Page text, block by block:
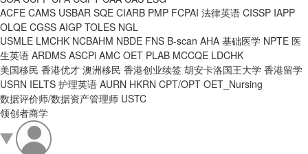
ACFE CAMS USBAR SQE CIARB PMP FCPAI 法律英语 CISSP IAPP
OLQE CGSS AIGP TOLES NGL
USMLE LMCHK NCBAHM NBDE FNS B-scan AHA 基础医学 NPTE 医
生英语 ARDMS ASCPi AMC OET PLAB MCCQE LDCHK
美国移民 香港优才 澳洲移民 香港创业续签 胡安卡洛国王大学 香港留学
USRN IELTS 护理英语 AURN HKRN CPT/OPT OET_Nursing
数据评价师/数据资产管理师 USTC
领创者商学